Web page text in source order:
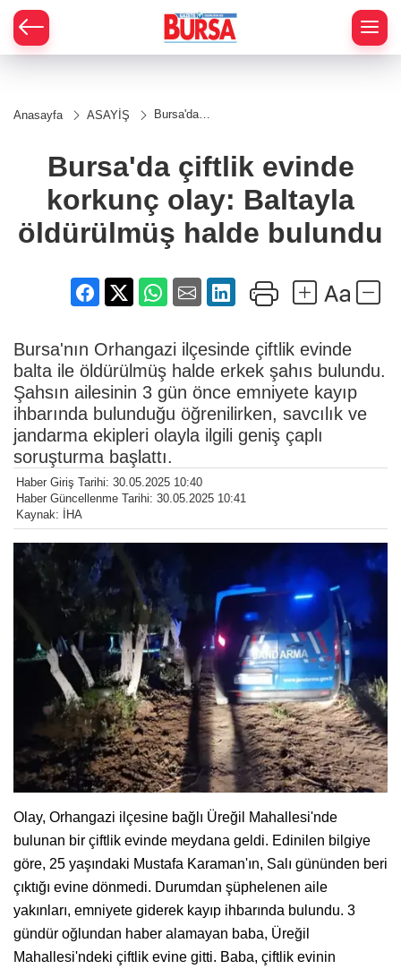
Anasayfa ASAYİŞ
Bursa'da
olay:
Baltayla
öldürülmüş
halde
bulundu
Bursa'da çiftlik evinde
korkunç olay: Baltayla
öldürülmüş halde bulundu
Bursa'nın Orhangazi ilçesinde çiftlik evinde
balta ile öldürülmüş halde erkek şahıs bulundu.
Şahsın ailesinin 3 gün önce emniyete kayıp
ihbarında bulunduğu öğrenilirken, savcılık ve
jandarma ekipleri olayla ilgili geniş çaplı
soruşturma başlattı.
Haber Giriş Tarihi: 30.05.2025 10:40
Haber Güncellenme Tarihi: 30.05.2025 10:41
Kaynak: İHA
Olay, Orhangazi ilçesine bağlı Üreğil Mahallesi'nde
bulunan bir çiftlik evinde meydana geldi. Edinilen bilgiye
göre, 25 yaşındaki Mustafa Karaman'ın, Salı gününden beri
çıktığı evine dönmedi. Durumdan şüphelenen aile
yakınları, emniyete giderek kayıp ihbarında bulundu. 3
gündür oğlundan haber alamayan baba, Üreğil
Mahallesi'ndeki çiftlik evine gitti. Baba, çiftlik evinin